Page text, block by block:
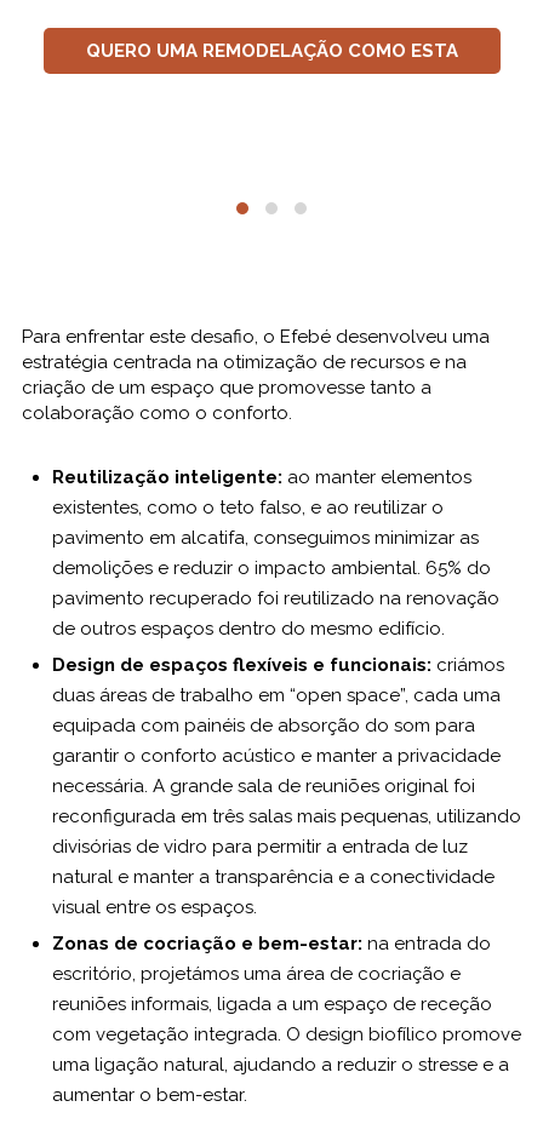
QUERO UMA REMODELAÇÃO COMO ESTA
Para enfrentar este desafio, o Efebé desenvolveu uma
estratégia centrada na otimização de recursos e na
criação de um espaço que promovesse tanto a
colaboração como o conforto.
Reutilização inteligente: ao manter elementos
existentes, como o teto falso, e ao reutilizar o
pavimento em alcatifa, conseguimos minimizar as
demolições e reduzir o impacto ambiental. 65% do
pavimento recuperado foi reutilizado na renovação
de outros espaços dentro do mesmo edifício.
Design de espaços flexíveis e funcionais: criámos
duas áreas de trabalho em “open space”, cada uma
equipada com painéis de absorção do som para
garantir o conforto acústico e manter a privacidade
necessária. A grande sala de reuniões original foi
reconfigurada em três salas mais pequenas, utilizando
divisórias de vidro para permitir a entrada de luz
natural e manter a transparência e a conectividade
visual entre os espaços.
Zonas de cocriação e bem-estar: na entrada do
escritório, projetámos uma área de cocriação e
reuniões informais, ligada a um espaço de receção
com vegetação integrada. O design biofílico promove
uma ligação natural, ajudando a reduzir o stresse e a
aumentar o bem-estar.